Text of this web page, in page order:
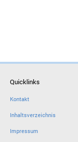
Quicklinks
Kontakt
Inhaltsverzeichnis
Impressum